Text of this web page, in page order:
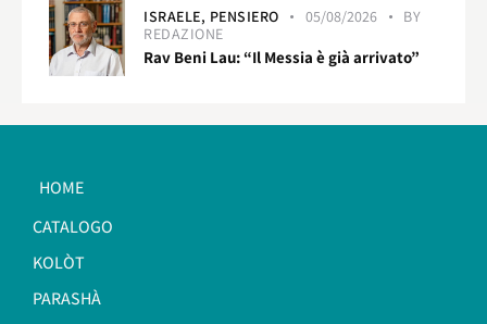
ISRAELE, PENSIERO 05/08/2026
BY
REDAZIONE
Rav Beni Lau: “Il Messia è già arrivato”
HOME
CATALOGO
KOLÒT
PARASHÀ